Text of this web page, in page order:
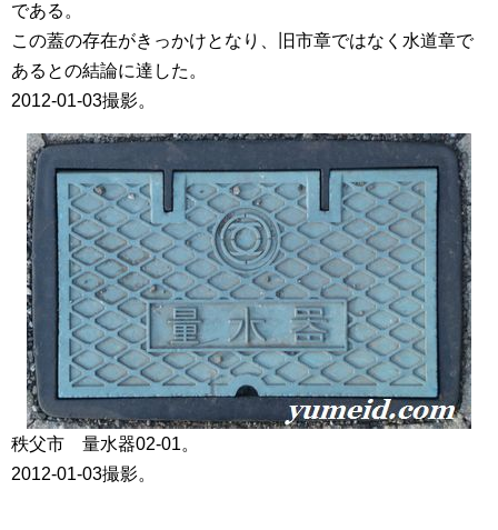
である。
この蓋の存在がきっかけとなり、旧市章ではなく水道章で
あるとの結論に達した。
2012-01-03撮影。
秩父市 量水器02-01。
2012-01-03撮影。